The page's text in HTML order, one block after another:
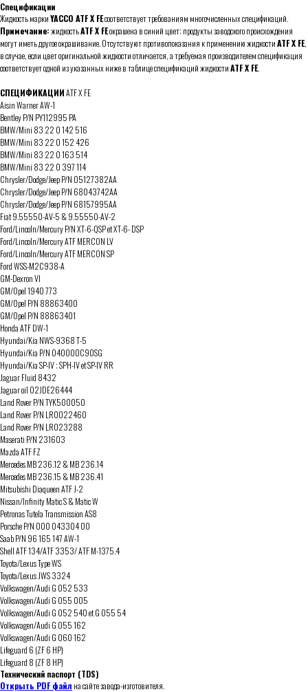
Спецификации
Жидкость маркиYACCO ATF X FEсоответствует требованиям многочисленных спецификаций.
Примечание:жидкостьATF X FEокрашена в синий цвет; продукты заводского происхождения
могут иметь другое окрашивание. Отсутствуют противопоказания к применению жидкостиATF X FE,
в случае, если цвет оригинальной жидкости отличается, а требуемая производителем спецификация
соответствует одной из указанных ниже в таблице спецификаций жидкостиATF X FE.
СПЕЦИФИКАЦИИATF X FE
Aisin Warner AW-1
Bentley P/N PY112995 PA
BMW/Mini 83 22 0 142 516
BMW/Mini 83 22 0 152 426
BMW/Mini 83 22 0 163 514
BMW/Mini 83 22 0 397 114
Chrysler/Dodge/Jeep P/N 05127382AA
Chrysler/Dodge/Jeep P/N 68043742AA
Chrysler/Dodge/Jeep P/N 68157995AA
Fiat 9.55550-AV-5 & 9.55550-AV-2
Ford/Lincoln/Mercury P/N XT-6-QSP et XT-6- DSP
Ford/Lincoln/Mercury ATF MERCON LV
Ford/Lincoln/Mercury ATF MERCON SP
Ford WSS-M2C938-A
GM-Dexron VI
GM/Opel 1940 773
GM/Opel P/N 88863400
GM/Opel P/N 88863401
Honda ATF DW-1
Hyundai/Kia NWS-9368 T-5
Hyundai/Kia P/N 040000C90SG
Hyundai/Kia SP-IV ; SPH-IV et SP-IV RR
Jaguar Fluid 8432
Jaguar oil 02JDE26444
Land Rover P/N TYK500050
Land Rover P/N LR0022460
Land Rover P/N LR023288
Maserati P/N 231603
Mazda ATF FZ
Mercedes MB 236.12 & MB 236.14
Mercedes MB 236.15 & MB 236.41
Mitsubishi Diaqueen ATF J-2
Nissan/Infinity Matic S & Matic W
Petronas Tutela Transmission AS8
Porsche P/N 000 043304 00
Saab P/N 96 165 147 AW-1
Shell ATF 134/ATF 3353/ ATF M-1375.4
Toyota/Lexus Type WS
Toyota/Lexus JWS 3324
Volkswagen/Audi G 052 533
Volkswagen/Audi G 055 005
Volkswagen/Audi G 052 540 et G 055 54
Volkswagen/Audi G 055 162
Volkswagen/Audi G 060 162
Lifeguard 6 (ZF 6 HP)
Lifeguard 8 (ZF 8 HP)
Технический паспорт (TDS)
Открыть PDF файл на сайте завода-изготовителя.